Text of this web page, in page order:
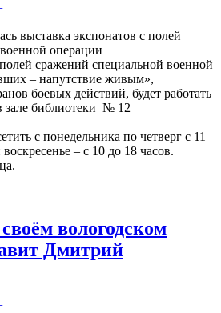
сражений специальной военной
– напутствие живым»,
боевых действий, будет работать
зале библиотеки № 12
с понедельника по четверг с 11
– с 10 до 18 часов.
вологодском
Дмитрий